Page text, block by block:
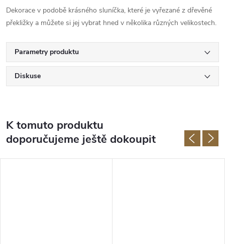
Dekorace v podobě krásného sluníčka, které je vyřezané z dřevěné
překližky a můžete si jej vybrat hned v několika různých velikostech.
Parametry produktu
Diskuse
K tomuto produktu
doporučujeme ještě dokoupit